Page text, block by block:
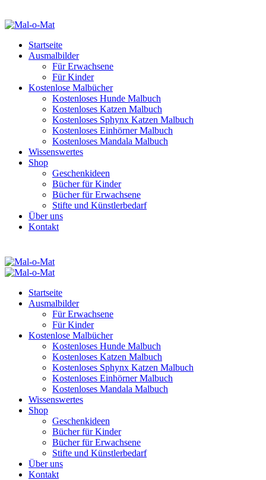
Startseite
Ausmalbilder
Für Erwachsene
Für Kinder
Kostenlose Malbücher
Kostenloses Hunde Malbuch
Kostenloses Katzen Malbuch
Kostenloses Sphynx Katzen Malbuch
Kostenloses Einhörner Malbuch
Kostenloses Mandala Malbuch
Wissenswertes
Shop
Geschenkideen
Bücher für Kinder
Bücher für Erwachsene
Stifte und Künstlerbedarf
Über uns
Kontakt
Startseite
Ausmalbilder
Für Erwachsene
Für Kinder
Kostenlose Malbücher
Kostenloses Hunde Malbuch
Kostenloses Katzen Malbuch
Kostenloses Sphynx Katzen Malbuch
Kostenloses Einhörner Malbuch
Kostenloses Mandala Malbuch
Wissenswertes
Shop
Geschenkideen
Bücher für Kinder
Bücher für Erwachsene
Stifte und Künstlerbedarf
Über uns
Kontakt